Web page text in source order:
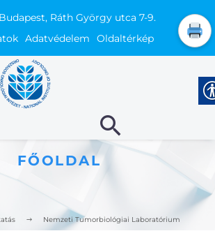
Budapest, Ráth György utca 7-9.
Adatvédelem Oldaltérkép
FŐOLDAL
Nemzeti Tumorbiológiai Laboratórium